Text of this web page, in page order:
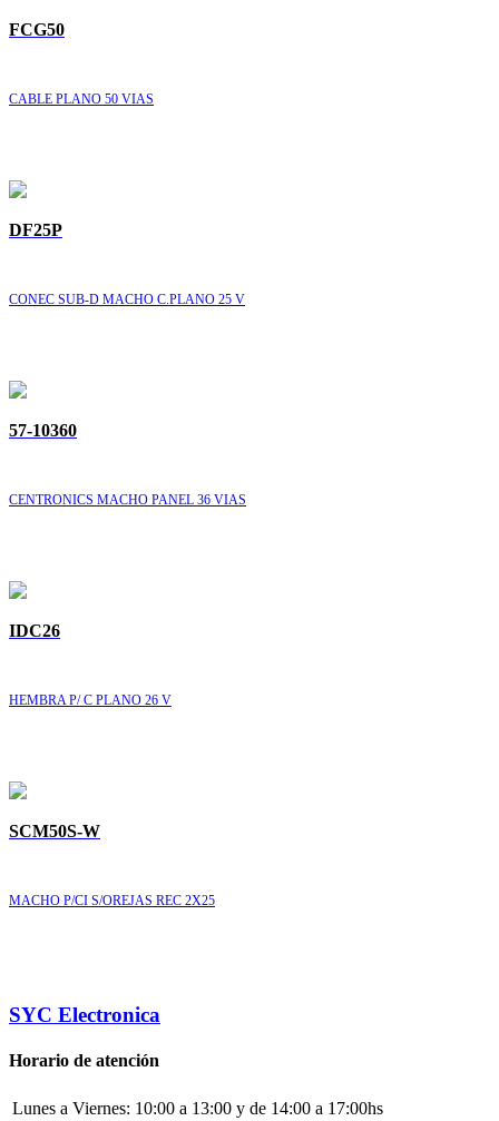
FCG50
CABLE PLANO 50 VIAS
DF25P
CONEC SUB-D MACHO C.PLANO 25 V
57-10360
CENTRONICS MACHO PANEL 36 VIAS
IDC26
HEMBRA P/ C PLANO 26 V
SCM50S-W
MACHO P/CI S/OREJAS REC 2X25
SYC Electronica
Horario de atención
Lunes a Viernes: 10:00 a 13:00 y de 14:00 a 17:00hs